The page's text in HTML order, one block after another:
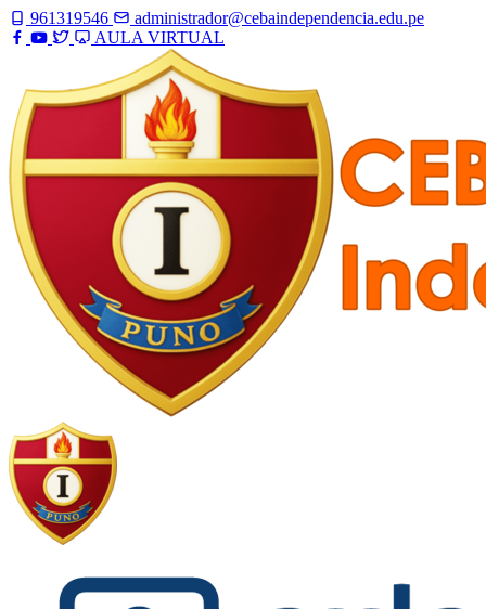
961319546
administrador@cebaindependencia.edu.pe
AULA VIRTUAL